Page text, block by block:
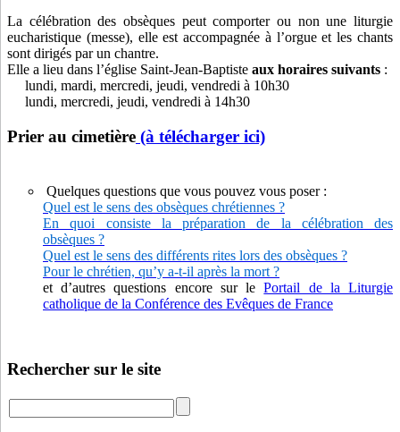
La célébration des obsèques peut comporter ou non une liturgie
eucharistique (messe), elle est accompagnée à l’orgue et les chants
sont dirigés par un chantre.
Elle a lieu dans l’église Saint-Jean-Baptiste aux horaires suivants :
lundi, mardi, mercredi, jeudi, vendredi à 10h30
lundi, mercredi, jeudi, vendredi à 14h30
Prier au cimetière (à télécharger ici)
Quelques questions que vous pouvez vous poser :
Quel est le sens des obsèques chrétiennes ?
En quoi consiste la préparation de la célébration des
obsèques ?
Quel est le sens des différents rites lors des obsèques ?
Pour le chrétien, qu’y a-t-il après la mort ?
et d’autres questions encore sur lePortail de la Liturgie
catholique de la Conférence des Evêques de France
Rechercher sur le site